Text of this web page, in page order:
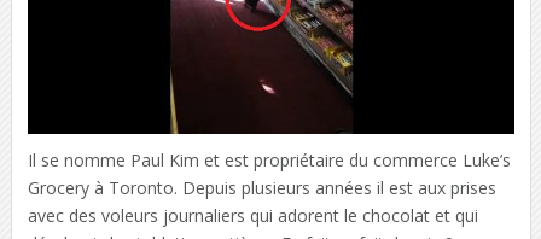
Il se nomme Paul Kim et est propriétaire du commerce Luke’s
Grocery à Toronto. Depuis plusieurs années il est aux prises
avec des voleurs journaliers qui adorent le chocolat et qui